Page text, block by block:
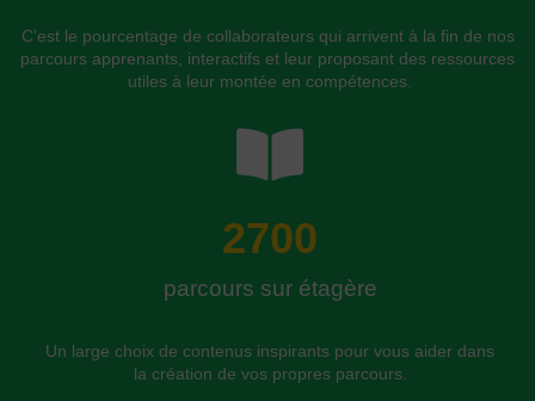
C’est le pourcentage de collaborateurs qui arrivent à la fin de nos
parcours apprenants, interactifs et leur proposant des ressources
utiles à leur montée en compétences.
2700
parcours sur étagère​
Un large choix de contenus inspirants pour vous aider dans
la création de vos propres parcours.